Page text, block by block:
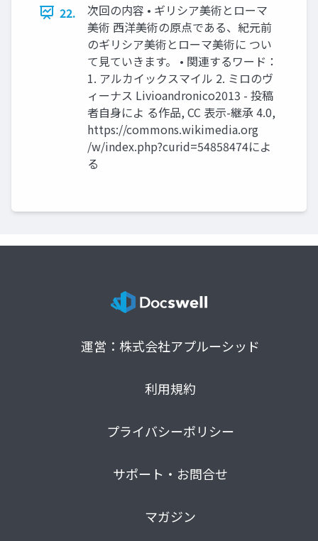
22.
次回の内容 • ギリシア美術とローマ
美術 西洋美術の原点である、紀元前
のギリシア美術とローマ美術に つい
て見ていきます。 • 関連するワード：
1. アルカイックスマイル 2. ミロのヴ
ィーナス Livioandronico2013 - 投稿
者自身によ る作品, CC 表示-継承 4.0,
https://commons.wikimedia.org
/w/index.php?curid=54858474によ
る
運営：株式会社アプルーシッド
利用規約
プライバシーポリシー
サポート・お問合せ
マガジン